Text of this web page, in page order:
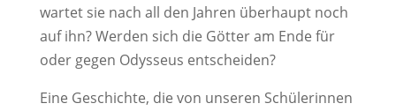
wartet sie nach all den Jahren überhaupt noch
auf ihn? Werden sich die Götter am Ende für
oder gegen Odysseus entscheiden?
Eine Geschichte, die von unseren Schülerinnen